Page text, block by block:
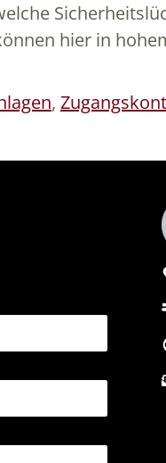
hier in
,